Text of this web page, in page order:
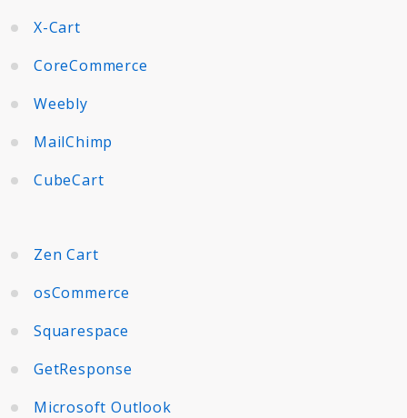
X-Cart
CoreCommerce
Weebly
MailChimp
CubeCart
Zen Cart
osCommerce
Squarespace
GetResponse
Microsoft Outlook